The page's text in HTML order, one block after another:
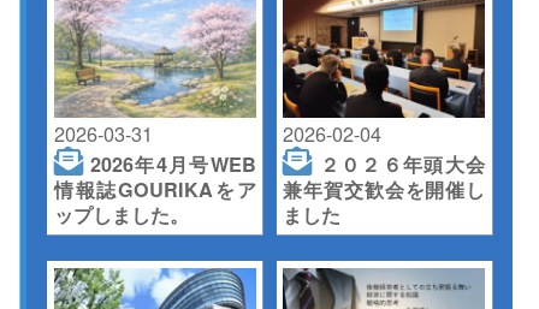
2026-03-31
2026年4月号WEB
情報誌GOURIKAをア
ップしました。
2026-02-04
２０２６年頭大会
兼年賀交歓会を開催し
ました